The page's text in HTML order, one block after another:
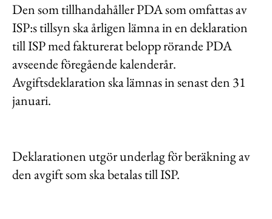
Den som tillhandahåller PDA som omfattas av
ISP:s tillsyn ska årligen lämna in en deklaration
till ISP med fakturerat belopp rörande PDA
avseende föregående kalenderår.
Avgiftsdeklaration ska lämnas in senast den 31
januari.
Deklarationen utgör underlag för beräkning av
den avgift som ska betalas till ISP.